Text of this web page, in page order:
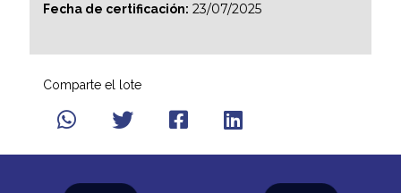
Fecha de certificación: 23/07/2025
Comparte el lote